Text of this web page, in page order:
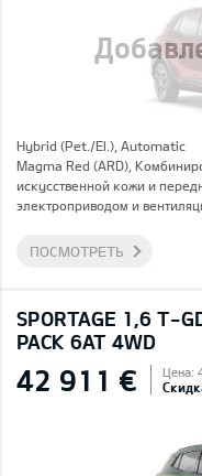
Hybrid (Pet./El.), Automatic
Magma Red (ARD),
искусственной кожи и
электроприводом и
ПОСМОТРЕТЬ
SPORTAGE 1,6 T-
PACK 6AT 4WD
42 911 € Цена: